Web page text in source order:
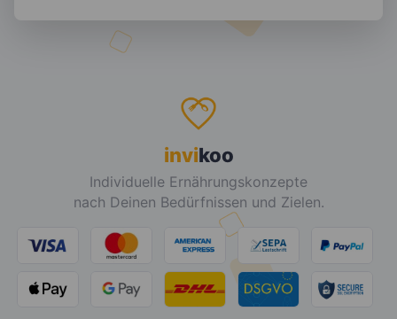
invikoo
Individuelle Ernährungskonzepte
nach Deinen Bedürfnissen und Zielen.